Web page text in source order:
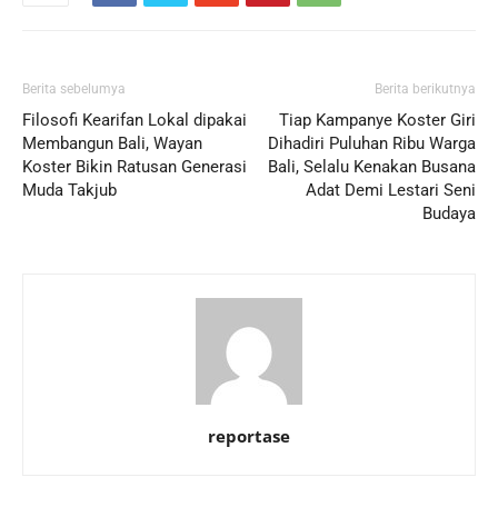
Berita sebelumya
Filosofi Kearifan Lokal dipakai
Membangun Bali, Wayan
Koster Bikin Ratusan Generasi
Muda Takjub
Berita berikutnya
Tiap Kampanye Koster Giri
Dihadiri Puluhan Ribu Warga
Bali, Selalu Kenakan Busana
Adat Demi Lestari Seni
Budaya
reportase